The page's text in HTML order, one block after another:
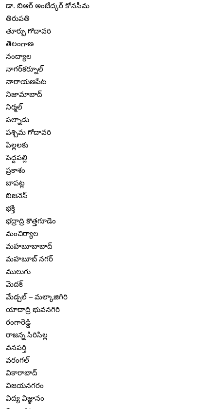
డా. బిఆర్ అంబేద్కర్ కోనసీమ
తిరుపతి
తూర్పు గోదావరి
తెలంగాణ
నంద్యాల
నాగర్‌కర్నూల్
నారాయణపేట
నిజామాబాద్
నిర్మల్
పల్నాడు
పశ్చిమ గోదావరి
పిల్లలకు
పెద్దపల్లి
ప్రకాశం
బాపట్ల
బిజినెస్
భక్తి
భద్రాద్రి కొత్తగూడెం
మంచిర్యాల
మహబూబాబాద్
మహబూబ్ నగర్
ములుగు
మెదక్
మేడ్చల్ – మల్కాజిగిరి
యాదాద్రి భువనగిరి
రంగారెడ్డి
రాజన్న సిరిసిల్ల
వనపర్తి
వరంగల్
వికారాబాద్
విజయనగరం
విద్య విజ్ఞానం